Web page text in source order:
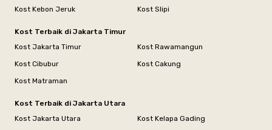
Kost Kebon Jeruk
Kost Slipi
Kost Terbaik di Jakarta Timur
Kost Jakarta Timur
Kost Rawamangun
Kost Cibubur
Kost Cakung
Kost Matraman
Kost Terbaik di Jakarta Utara
Kost Jakarta Utara
Kost Kelapa Gading